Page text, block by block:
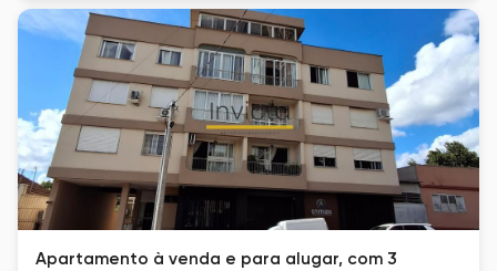
Apartamento à venda e para alugar, com 3